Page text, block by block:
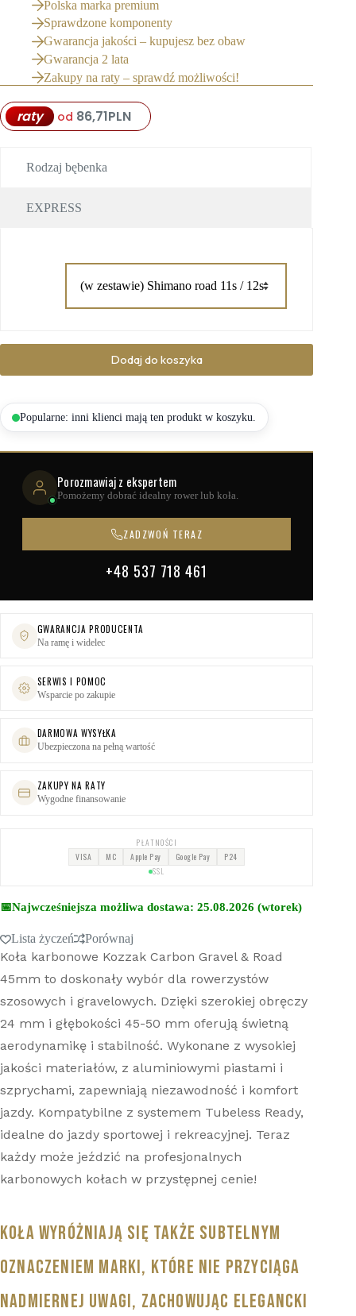
Polska marka premium
Sprawdzone komponenty
Gwarancja jakości – kupujesz bez obaw
Gwarancja 2 lata
Zakupy na raty – sprawdź możliwości!
raty od 86,71PLN
Rodzaj bębenka
EXPRESS
ilość
Koła
Gravel
&
Szosa
Dodaj do koszyka
Popularne: inni klienci mają ten produkt w koszyku.
Porozmawiaj z ekspertem
Pomożemy dobrać idealny rower lub koła.
ZADZWOŃ TERAZ
+48 537 718 461
GWARANCJA PRODUCENTA
Na ramę i widelec
SERWIS I POMOC
Wsparcie po zakupie
DARMOWA WYSYŁKA
Ubezpieczona na pełną wartość
ZAKUPY NA RATY
Wygodne finansowanie
PŁATNOŚCI
VISA
MC Apple Pay Google Pay
P24
SSL
📅Najwcześniejsza możliwa dostawa: 25.08.2026 (wtorek)
Lista życzeń Porównaj
Koła karbonowe Kozzak Carbon Gravel & Road
45mm to doskonały wybór dla rowerzystów
szosowych i gravelowych. Dzięki szerokiej obręczy
24 mm i głębokości 45-50 mm oferują świetną
aerodynamikę i stabilność. Wykonane z wysokiej
jakości materiałów, z aluminiowymi piastami i
szprychami, zapewniają niezawodność i komfort
jazdy. Kompatybilne z systemem Tubeless Ready,
idealne do jazdy sportowej i rekreacyjnej. Teraz
każdy może jeździć na profesjonalnych
karbonowych kołach w przystępnej cenie!
KOŁA WYRÓŻNIAJĄ SIĘ TAKŻE SUBTELNYM
OZNACZENIEM MARKI, KTÓRE NIE PRZYCIĄGA
NADMIERNEJ UWAGI, ZACHOWUJĄC ELEGANCKI